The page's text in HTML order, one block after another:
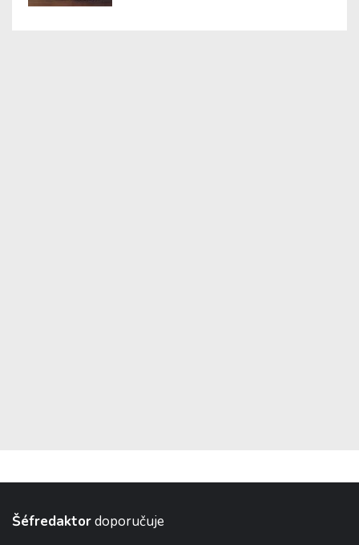
Šéfredaktordoporučuje